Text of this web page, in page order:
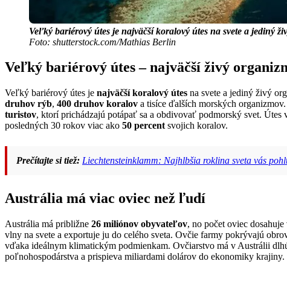
Veľký bariérový útes je najväčší koralový útes na svete a jediný
Foto: shutterstock.com/Mathias Berlin
Veľký bariérový útes – najväčší živý
Veľký bariérový útes je najväčší koralový útes na svete a jediný živý
druhov rýb, 400 druhov koralov a tisíce ďalších morských
turistov, ktorí prichádzajú potápať sa a obdivovať podmorský svet.
posledných 30 rokov viac ako 50 percent svojich koralov.
Prečítajte si tiež: Liechtensteinklamm: Najhlbšia roklina sveta vás
Austrália má viac oviec než ľudí
Austrália má približne 26 miliónov obyvateľov, no počet oviec
vlny na svete a exportuje ju do celého sveta. Ovčie farmy pokrývajú
vďaka ideálnym klimatickým podmienkam. Ovčiarstvo má v Austrálii
poľnohospodárstva a prispieva miliardami dolárov do ekonomiky krajiny.